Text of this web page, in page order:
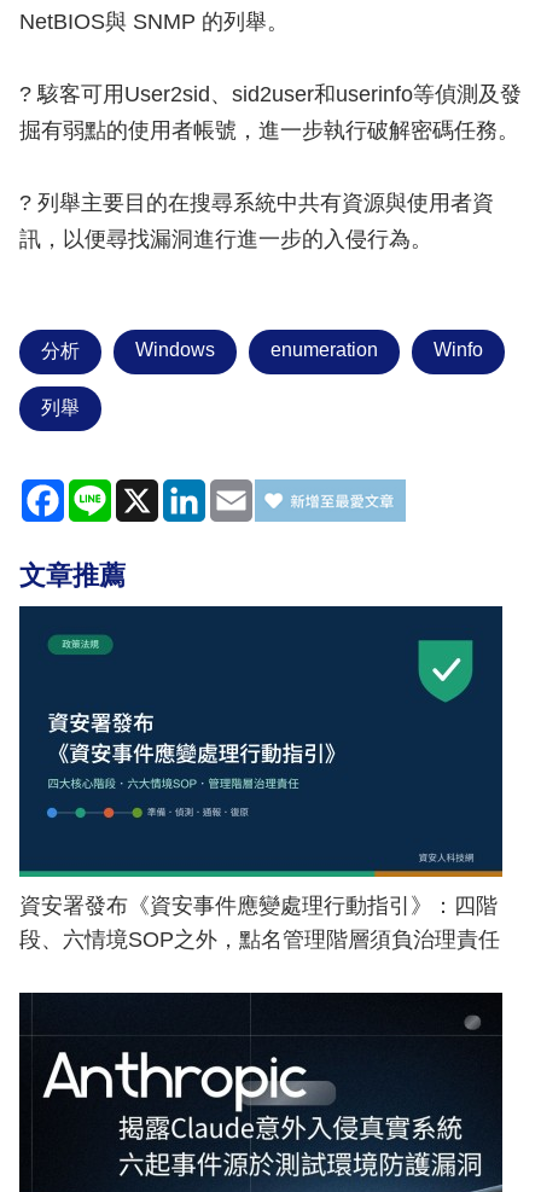
NetBIOS與 SNMP 的列舉。
? 駭客可用User2sid、sid2user和userinfo等偵測及發
掘有弱點的使用者帳號，進一步執行破解密碼任務。
? 列舉主要目的在搜尋系統中共有資源與使用者資
訊，以便尋找漏洞進行進一步的入侵行為。
分析 Windows enumeration Winfo
列舉
Facebook
Line X LinkedIn
Email
文章推薦
資安署發布《資安事件應變處理行動指引》：四階
段、六情境SOP之外，點名管理階層須負治理責任